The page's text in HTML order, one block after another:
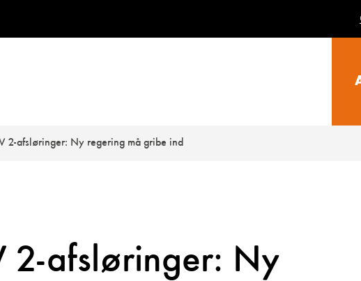
2-afsløringer: Ny regering må gribe ind
2-afsløringer: Ny